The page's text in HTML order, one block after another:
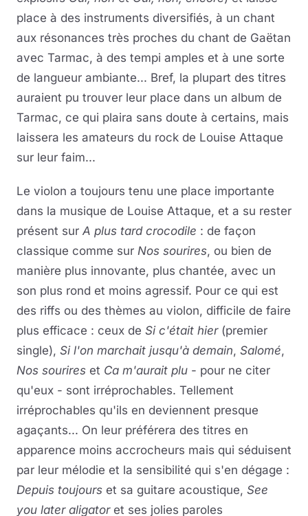
place à des instruments diversifiés, à un chant
aux résonances très proches du chant de Gaëtan
avec Tarmac, à des tempi amples et à une sorte
de langueur ambiante... Bref, la plupart des titres
auraient pu trouver leur place dans un album de
Tarmac, ce qui plaira sans doute à certains, mais
laissera les amateurs du rock de Louise Attaque
sur leur faim...
Le violon a toujours tenu une place importante
dans la musique de Louise Attaque, et a su rester
présent sur A plus tard crocodile : de façon
classique comme sur Nos sourires, ou bien de
manière plus innovante, plus chantée, avec un
son plus rond et moins agressif. Pour ce qui est
des riffs ou des thèmes au violon, difficile de faire
plus efficace : ceux de Si c'était hier(premier
single), Si l'on marchait jusqu'à demain, Salomé,
Nos sourires et Ca m'aurait plu - pour ne citer
qu'eux - sont irréprochables. Tellement
irréprochables qu'ils en deviennent presque
agaçants... On leur préférera des titres en
apparence moins accrocheurs mais qui séduisent
par leur mélodie et la sensibilité qui s'en dégage :
Depuis toujours et sa guitare acoustique, See
you later aligatoret ses jolies paroles